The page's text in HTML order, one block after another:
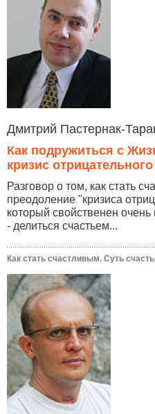
Дмитрий Пастернак-
Как подружиться с
кризис
Разговор о том, как стать
преодоление "кризиса
который свойственен
- делиться счастьем...
Как стать счастливым. Суть